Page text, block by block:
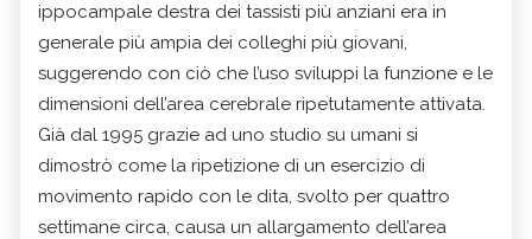
ippocampale destra dei tassisti più anziani era in
generale più ampia dei colleghi più giovani,
suggerendo con ciò che l’uso sviluppi la funzione e le
dimensioni dell’area cerebrale ripetutamente attivata.
Già dal 1995 grazie ad uno studio su umani si
dimostrò come la ripetizione di un esercizio di
movimento rapido con le dita, svolto per quattro
settimane circa, causa un allargamento dell’area